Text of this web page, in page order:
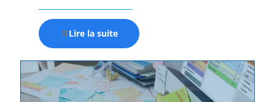
Lire la suite